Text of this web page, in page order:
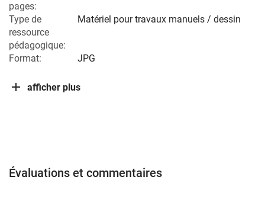
pages:
Type de
ressource
pédagogique:
Matériel pour travaux manuels / dessin
Format: JPG
afficher plus
Évaluations et commentaires